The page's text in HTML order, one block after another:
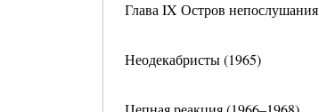
Глава IX Остров непослушания
Неодекабристы (1965)